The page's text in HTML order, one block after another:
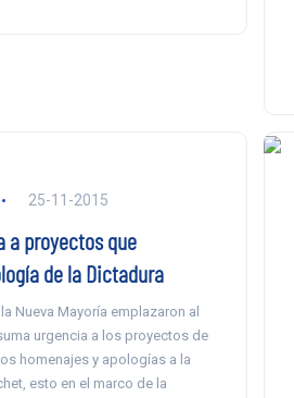
25-11-2015
a proyectos que
de la Dictadura
Nueva Mayoría emplazaron al
urgencia a los proyectos de
homenajes y apologías a la
esto en el marco de la